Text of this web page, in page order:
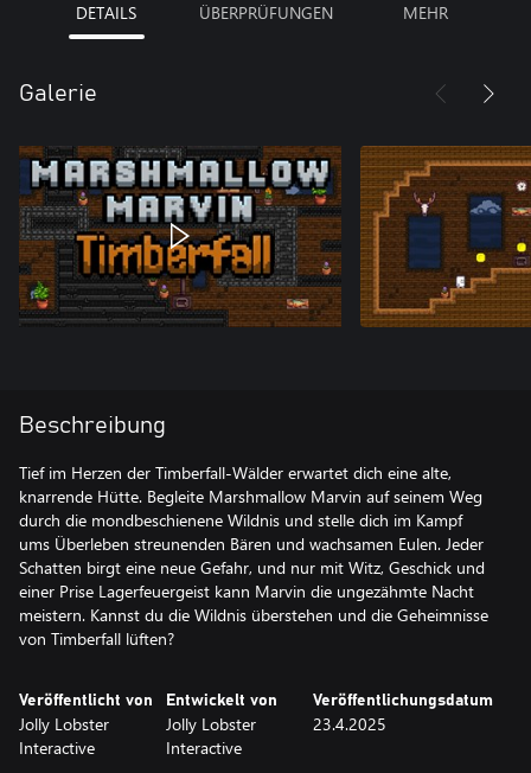
DETAILS ÜBERPRÜFUNGEN MEHR
Galerie
Beschreibung
Tief im Herzen der Timberfall-Wälder erwartet dich eine alte,
knarrende Hütte. Begleite Marshmallow Marvin auf seinem Weg
durch die mondbeschienene Wildnis und stelle dich im Kampf
ums Überleben streunenden Bären und wachsamen Eulen. Jeder
Schatten birgt eine neue Gefahr, und nur mit Witz, Geschick und
einer Prise Lagerfeuergeist kann Marvin die ungezähmte Nacht
meistern. Kannst du die Wildnis überstehen und die Geheimnisse
von Timberfall lüften?
Veröffentlicht von
Jolly Lobster
Interactive
Entwickelt von
Jolly Lobster
Interactive
Veröffentlichungsdatum
23.4.2025